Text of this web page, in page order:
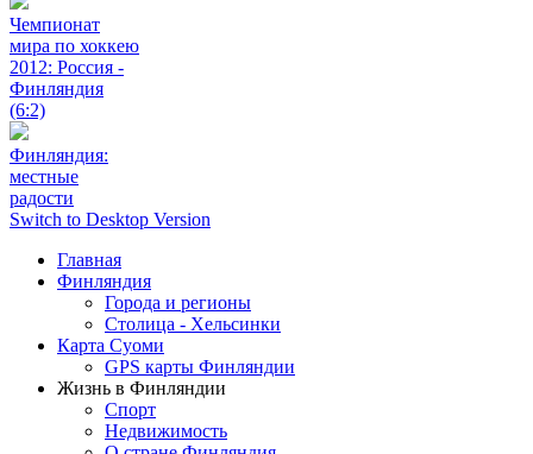
Чемпионат
мира по хоккею
2012: Россия -
Финляндия
(6:2)
Финляндия:
местные
радости
Switch to Desktop Version
Главная
Финляндия
Города и регионы
Столица - Хельсинки
Карта Суоми
GPS карты Финляндии
Жизнь в Финляндии
Спорт
Недвижимость